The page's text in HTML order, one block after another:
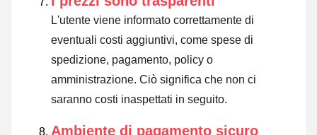
L'utente viene informato correttamente di
eventuali costi aggiuntivi, come spese di
spedizione, pagamento, policy o
amministrazione. Ciò significa che non ci
saranno costi inaspettati in seguito.
Ambiente di pagamento sicuro